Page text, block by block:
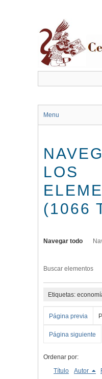
Menu
LOS
(1066
Navegar todo
Buscar elementos
Etiquetas:
Página previa
Página siguiente
Ordenar por:
Título
Autor